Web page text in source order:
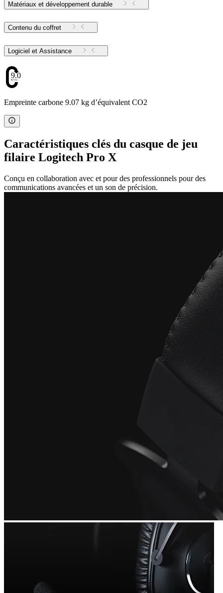
Matériaux et développement durable
Contenu du coffret
Logiciel et Assistance
9.07
Empreinte carbone 9.07 kg d’équivalent CO2
Caractéristiques clés du casque de jeu
filaire Logitech Pro X
Conçu en collaboration avec et pour des professionnels pour des
communications avancées et un son de précision.